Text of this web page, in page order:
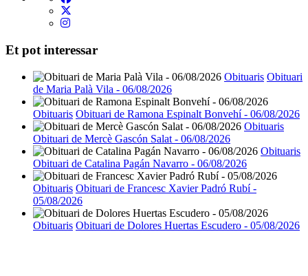
Et pot interessar
Obituaris Obituari
de Maria Palà Vila - 06/08/2026
Obituaris Obituari de Ramona Espinalt Bonvehí - 06/08/2026
Obituaris
Obituari de Mercè Gascón Salat - 06/08/2026
Obituaris
Obituari de Catalina Pagán Navarro - 06/08/2026
Obituaris Obituari de Francesc Xavier Padró Rubí -
05/08/2026
Obituaris Obituari de Dolores Huertas Escudero - 05/08/2026